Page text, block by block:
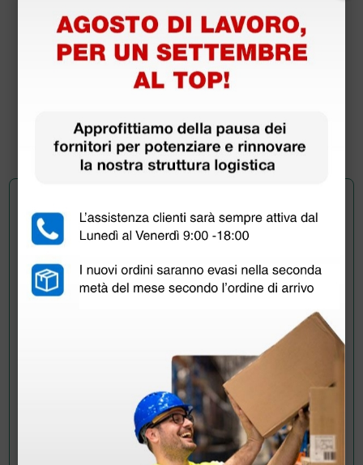
Cavo paziente di ricambio per Contec 8000
Workstation
Hai ancora qualche dubbio? Vuoi ulteriori
Invia ora la tua domanda ai colleghi che hanno già
acquistato questo prodotto.